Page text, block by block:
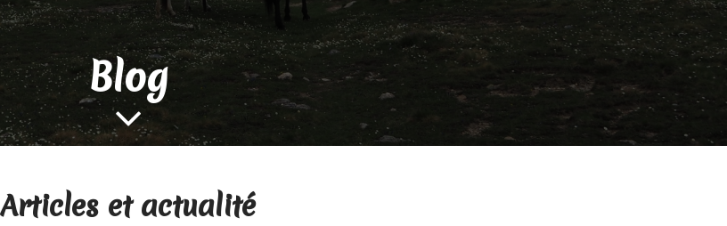
Blog

Articles et actualité